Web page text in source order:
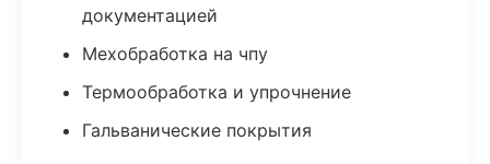
документацией
Мехобработка на чпу
Термообработка и упрочнение
Гальванические покрытия